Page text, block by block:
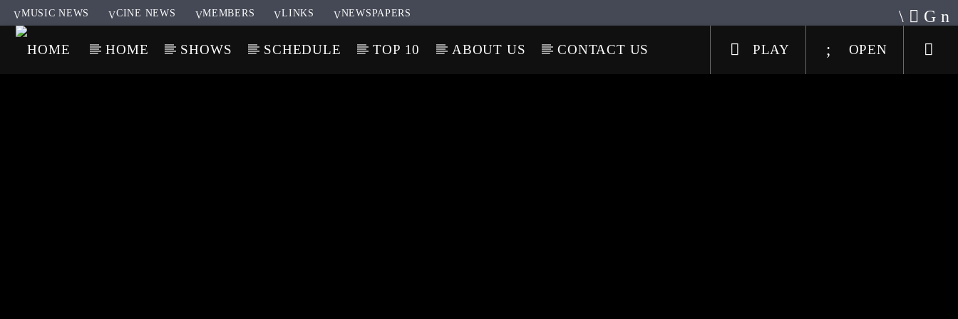
MUSIC NEWS CINE NEWS MEMBERS LINKS NEWSPAPERS
HOME SHOWS SCHEDULE TOP 10 ABOUT US CONTACT US OPEN
PLAY